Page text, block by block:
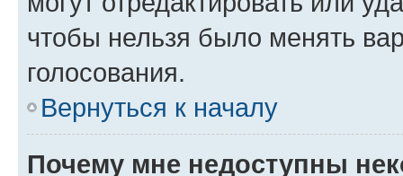
чтобы нельзя было менять
голосования.
Вернуться к началу
Почему мне недоступны